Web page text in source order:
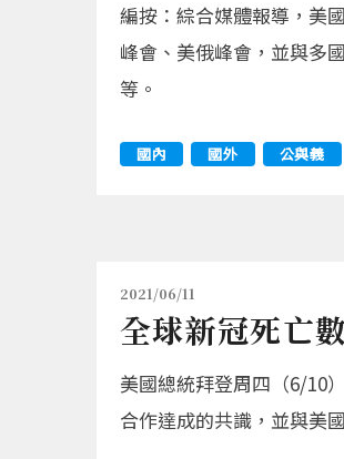
編按：綜合媒體報導，美
峰會、美俄峰會，並與多
等。
國內 國外 公與義
2021/06/11
全球新冠死亡
美國總統拜登周四（6/10
合作達成的共識，並與美